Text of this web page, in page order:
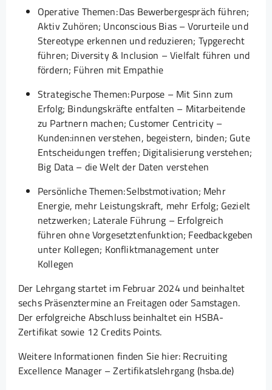
Operative Themen: Das Bewerbergespräch führen;
Aktiv Zuhören; Unconscious Bias – Vorurteile und
Stereotype erkennen und reduzieren; Typgerecht
führen; Diversity & Inclusion – Vielfalt führen und
fördern; Führen mit Empathie
Strategische Themen: Purpose – Mit Sinn zum
Erfolg; Bindungskräfte entfalten – Mitarbeitende
zu Partnern machen; Customer Centricity –
Kunden:innen verstehen, begeistern, binden; Gute
Entscheidungen treffen; Digitalisierung verstehen;
Big Data – die Welt der Daten verstehen
Persönliche Themen: Selbstmotivation; Mehr
Energie, mehr Leistungskraft, mehr Erfolg; Gezielt
netzwerken; Laterale Führung – Erfolgreich
führen ohne Vorgesetztenfunktion; Feedbackgeben
unter Kollegen; Konfliktmanagement unter
Kollegen
Der Lehrgang startet im Februar 2024 und beinhaltet
sechs Präsenztermine an Freitagen oder Samstagen.
Der erfolgreiche Abschluss beinhaltet ein HSBA-
Zertifikat sowie 12 Credits Points.
Weitere Informationen finden Sie hier: Recruiting
Excellence Manager – Zertifikatslehrgang (hsba.de)